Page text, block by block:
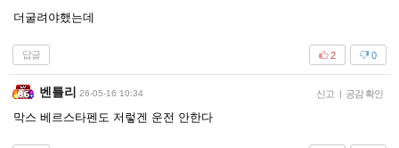
더굴려야했는데
답글 0
2
벤틀리 26-05-16 10:34 신고 | 공감 확인
막스 베르스타펜도 저렇겐 운전 안한다